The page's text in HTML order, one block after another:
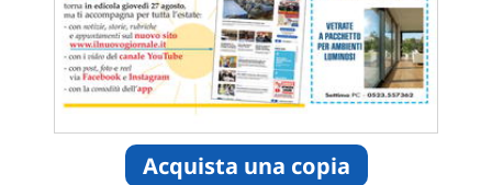
Acquista una copia